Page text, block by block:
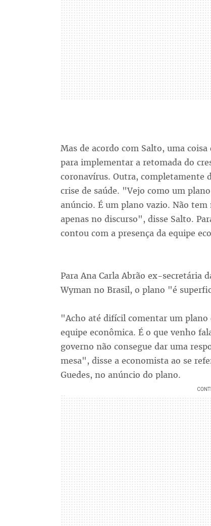
Mas de acordo com Salto, uma
para implementar a retomada do
coronavírus. Outra, completamente
crise de saúde. "Vejo como um
anúncio. É um plano vazio. Não
apenas no discurso", disse Salto.
contou com a presença da equipe
Para Ana Carla Abrão ex-secretária
Wyman no Brasil, o plano "é
"Acho até difícil comentar um plano
equipe econômica. É o que venho
governo não consegue dar uma
mesa", disse a economista ao se
Guedes, no anúncio do plano.